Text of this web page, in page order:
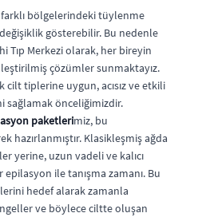
bölgelerindeki tüylenme
gösterebilir. Bu nedenle
Tıp Merkezi olarak, her bireyin
çözümler sunmaktayız.
cilt tiplerine uygun, acısız ve etkili
sağlamak önceliğimizdir.
paketlerimiz, bu
hazırlanmıştır. Klasikleşmiş ağda
yerine, uzun vadeli ve kalıcı
ile tanışma zamanı. Bu
hedef alarak zamanla
ve böylece ciltte oluşan